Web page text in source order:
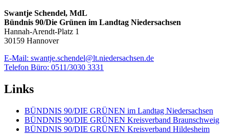
Swantje Schendel, MdL
Bündnis 90/Die Grünen im Landtag Niedersachsen
Hannah-Arendt-Platz 1
30159 Hannover
E-Mail: swantje.schendel@lt.niedersachsen.de
Telefon Büro: 0511/3030 3331
Links
BÜNDNIS 90/DIE GRÜNEN im Landtag Niedersachsen
BÜNDNIS 90/DIE GRÜNEN Kreisverband Braunschweig
BÜNDNIS 90/DIE GRÜNEN Kreisverband Hildesheim